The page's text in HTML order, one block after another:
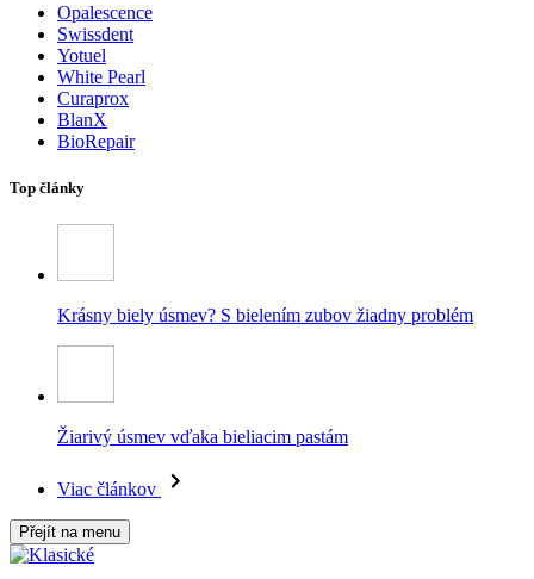
Opalescence
Swissdent
Yotuel
White Pearl
Curaprox
BlanX
BioRepair
Top články
Krásny biely úsmev? S bielením zubov žiadny problém
Žiarivý úsmev vďaka bieliacim pastám
Viac článkov
Přejít na menu